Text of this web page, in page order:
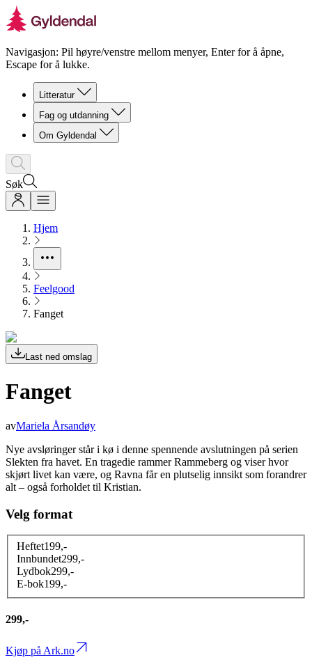
Navigasjon: Pil høyre/venstre mellom menyer, Enter for å åpne,
Escape for å lukke.
Litteratur
Fag og utdanning
Om Gyldendal
Søk
Hjem
Feelgood
Fanget
Last ned omslag
Fanget
avMariela Årsandøy
Nye avsløringer står i kø i denne spennende avslutningen på serien
Slekten fra havet. En tragedie rammer Rammeberg og viser hvor
skjørt livet kan være, og Ravna får en plutselig innsikt som forandrer
alt – også forholdet til Kristian.
Velg format
Heftet199,-
Innbundet299,-
Lydbok299,-
E-bok199,-
299,-
Kjøp på Ark.no